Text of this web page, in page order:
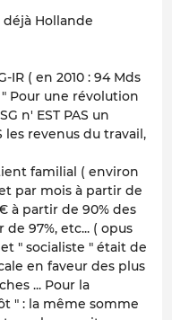
déjà Hollande
IR ( en 2010 : 94 Mds
" Pour une révolution
n' EST PAS un
les revenus du travail,
familial ( environ
par mois à partir de
à partir de 90% des
97%, etc... ( opus
" socialiste " était de
en faveur des plus
... Pour la
" : la même somme